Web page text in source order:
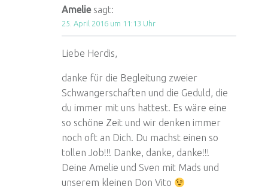
Amelie sagt:
25. April 2016 um 11:13 Uhr
Liebe Herdis,
danke für die Begleitung zweier
Schwangerschaften und die Geduld, die
du immer mit uns hattest. Es wäre eine
so schöne Zeit und wir denken immer
noch oft an Dich. Du machst einen so
tollen Job!!! Danke, danke, danke!!!
Deine Amelie und Sven mit Mads und
unserem kleinen Don Vito